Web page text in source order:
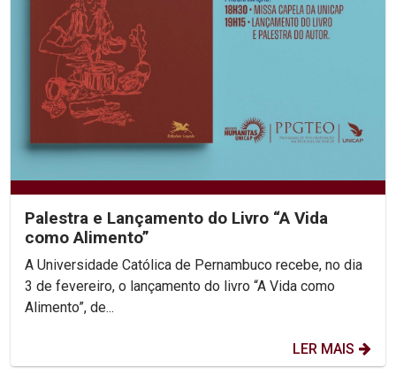
Palestra e Lançamento do Livro “A Vida
como Alimento”
A Universidade Católica de Pernambuco recebe, no dia
3 de fevereiro, o lançamento do livro “A Vida como
Alimento”, de...
LER MAIS